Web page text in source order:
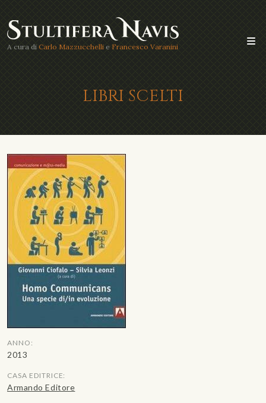
A cura di Carlo Mazzucchelli e Francesco Varanini
LIBRI SCELTI
ANNO:
2013
CASA EDITRICE:
Armando Editore